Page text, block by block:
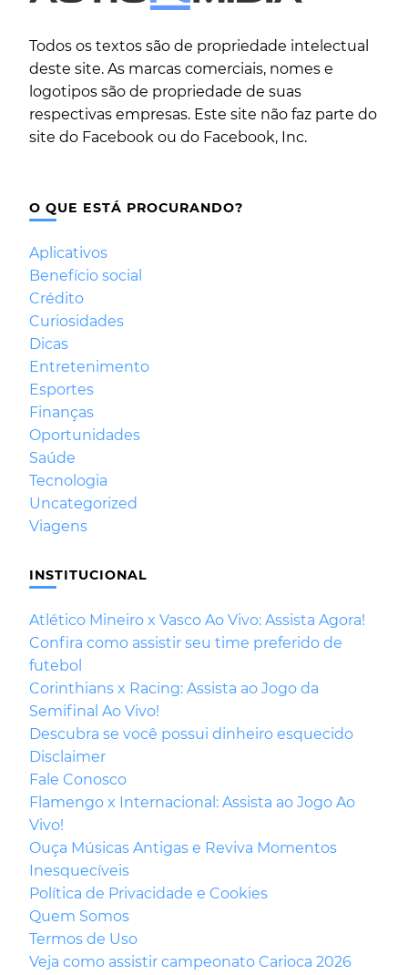
Todos os textos são de propriedade intelectual
deste site. As marcas comerciais, nomes e
logotipos são de propriedade de suas
respectivas empresas. Este site não faz parte do
site do Facebook ou do Facebook, Inc.
O QUE ESTÁ PROCURANDO?
Aplicativos
Benefício social
Crédito
Curiosidades
Dicas
Entretenimento
Esportes
Finanças
Oportunidades
Saúde
Tecnologia
Uncategorized
Viagens
INSTITUCIONAL
Atlético Mineiro x Vasco Ao Vivo: Assista Agora!
Confira como assistir seu time preferido de
futebol
Corinthians x Racing: Assista ao Jogo da
Semifinal Ao Vivo!
Descubra se você possui dinheiro esquecido
Disclaimer
Fale Conosco
Flamengo x Internacional: Assista ao Jogo Ao
Vivo!
Ouça Músicas Antigas e Reviva Momentos
Inesquecíveis
Política de Privacidade e Cookies
Quem Somos
Termos de Uso
Veja como assistir campeonato Carioca 2026